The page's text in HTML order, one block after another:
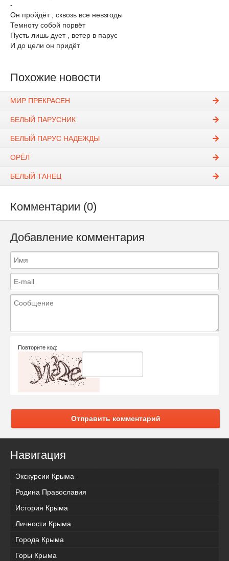
-
Он пройдёт , сквозь все невзгоды
Темноту собой порвёт
Пусть лишь дует , ветер в парус
И до цели он придёт
Похожие новости
МИР ПРЕКРАСЕН
БЕЛЫЙ ПАРУСНИК
БЕЛЫЙ ПАРУС НАДЕЖДЫ
ОРЁЛ
БЕЛЫЙ ТАНЕЦ
Комментарии (0)
Добавление комментария
Повторите код:
Отправить комментарий
Навигация
Экскурсии Крыма
Родина Православия
История Крыма
Личности Крыма
Города Крыма
Горы Крыма